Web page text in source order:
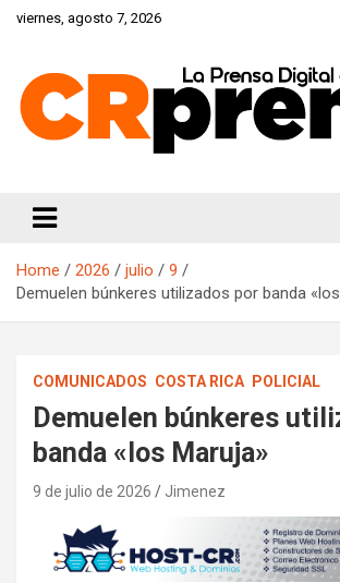
Skipviernes, agosto 7, 2026
Home 2026 julio
9
Demuelen búnkeres utilizados por banda
COMUNICADOS COSTA RICA POLICIAL
Demuelen búnkeres
banda «los Maruja»
9 de julio de 2026 Jimenez